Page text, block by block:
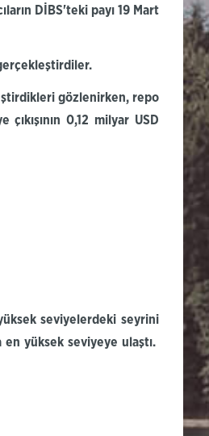
DİBS'teki payı 19 Mart
gözlenirken, repo
0,12 milyar USD
seviyelerdeki seyrini
yüksek seviyeye ulaştı.